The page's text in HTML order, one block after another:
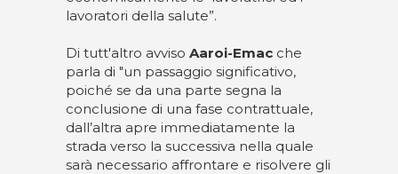
lavoratori della salute”.
Di tutt'altro avviso Aaroi-Emac che
parla di "un passaggio significativo,
poiché se da una parte segna la
conclusione di una fase contrattuale,
dall’altra apre immediatamente la
strada verso la successiva nella quale
sarà necessario affrontare e risolvere gli